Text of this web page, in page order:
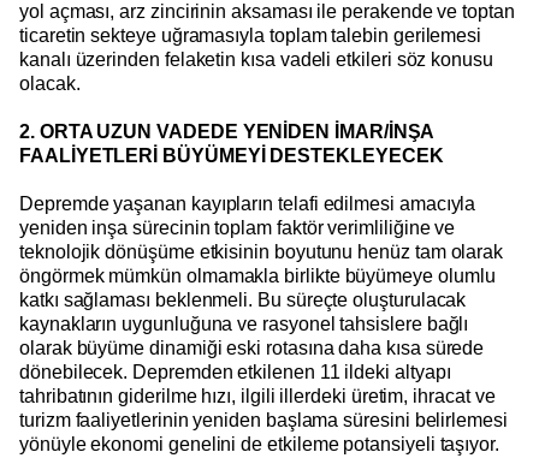
yol açması, arz zincirinin aksaması ile perakende ve toptan
ticaretin sekteye uğramasıyla toplam talebin gerilemesi
kanalı üzerinden felaketin kısa vadeli etkileri söz konusu
olacak.
2. ORTA UZUN VADEDE YENİDEN İMAR/İNŞA
FAALİYETLERİ BÜYÜMEYİ DESTEKLEYECEK
Depremde yaşanan kayıpların telafi edilmesi amacıyla
yeniden inşa sürecinin toplam faktör verimliliğine ve
teknolojik dönüşüme etkisinin boyutunu henüz tam olarak
öngörmek mümkün olmamakla birlikte büyümeye olumlu
katkı sağlaması beklenmeli. Bu süreçte oluşturulacak
kaynakların uygunluğuna ve rasyonel tahsislere bağlı
olarak büyüme dinamiği eski rotasına daha kısa sürede
dönebilecek. Depremden etkilenen 11 ildeki altyapı
tahribatının giderilme hızı, ilgili illerdeki üretim, ihracat ve
turizm faaliyetlerinin yeniden başlama süresini belirlemesi
yönüyle ekonomi genelini de etkileme potansiyeli taşıyor.